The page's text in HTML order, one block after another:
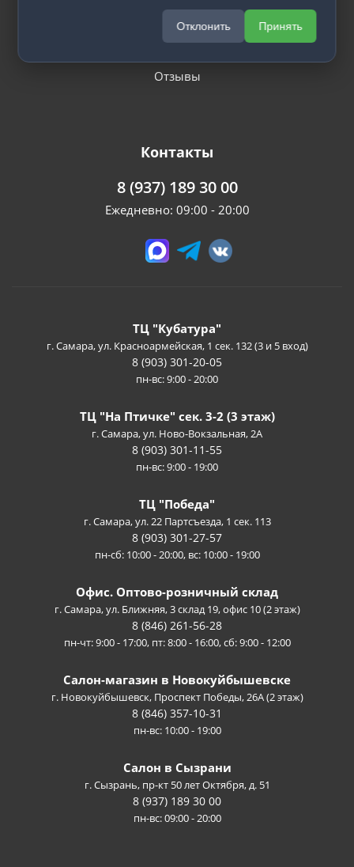
Вакансии
Отзывы
Контакты
8 (937) 189 30 00
Ежедневно: 09:00 - 20:00
ТЦ "Кубатура"
г. Самара, ул. Красноармейская, 1 сек. 132 (3 и 5 вход)
8 (903) 301-20-05
пн-вс: 9:00 - 20:00
ТЦ "На Птичке" сек. 3-2 (3 этаж)
г. Самара, ул. Ново-Вокзальная, 2А
8 (903) 301-11-55
пн-вс: 9:00 - 19:00
ТЦ "Победа"
г. Самара, ул. 22 Партсъезда, 1 сек. 113
8 (903) 301-27-57
пн-сб: 10:00 - 20:00, вс: 10:00 - 19:00
Офис. Оптово-розничный склад
г. Самара, ул. Ближняя, 3 склад 19, офис 10 (2 этаж)
8 (846) 261-56-28
пн-чт: 9:00 - 17:00, пт: 8:00 - 16:00, сб: 9:00 - 12:00
Салон-магазин в Новокуйбышевске
г. Новокуйбышевск, Проспект Победы, 26А (2 этаж)
8 (846) 357-10-31
пн-вс: 10:00 - 19:00
Салон в Сызрани
г. Сызрань, пр-кт 50 лет Октября, д. 51
8 (937) 189 30 00
пн-вс: 09:00 - 20:00
Отклонить Принять